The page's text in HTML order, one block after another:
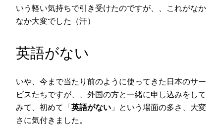
いう軽い気持ちで引き受けたのですが、、これがなか
なか大変でした（汗）
英語がない
いや、今まで当たり前のように使ってきた日本のサー
ビスたちですが、、外国の方と一緒に申し込みをして
みて、初めて「英語がない 」という場面の多さ、大変
さに気付きました。